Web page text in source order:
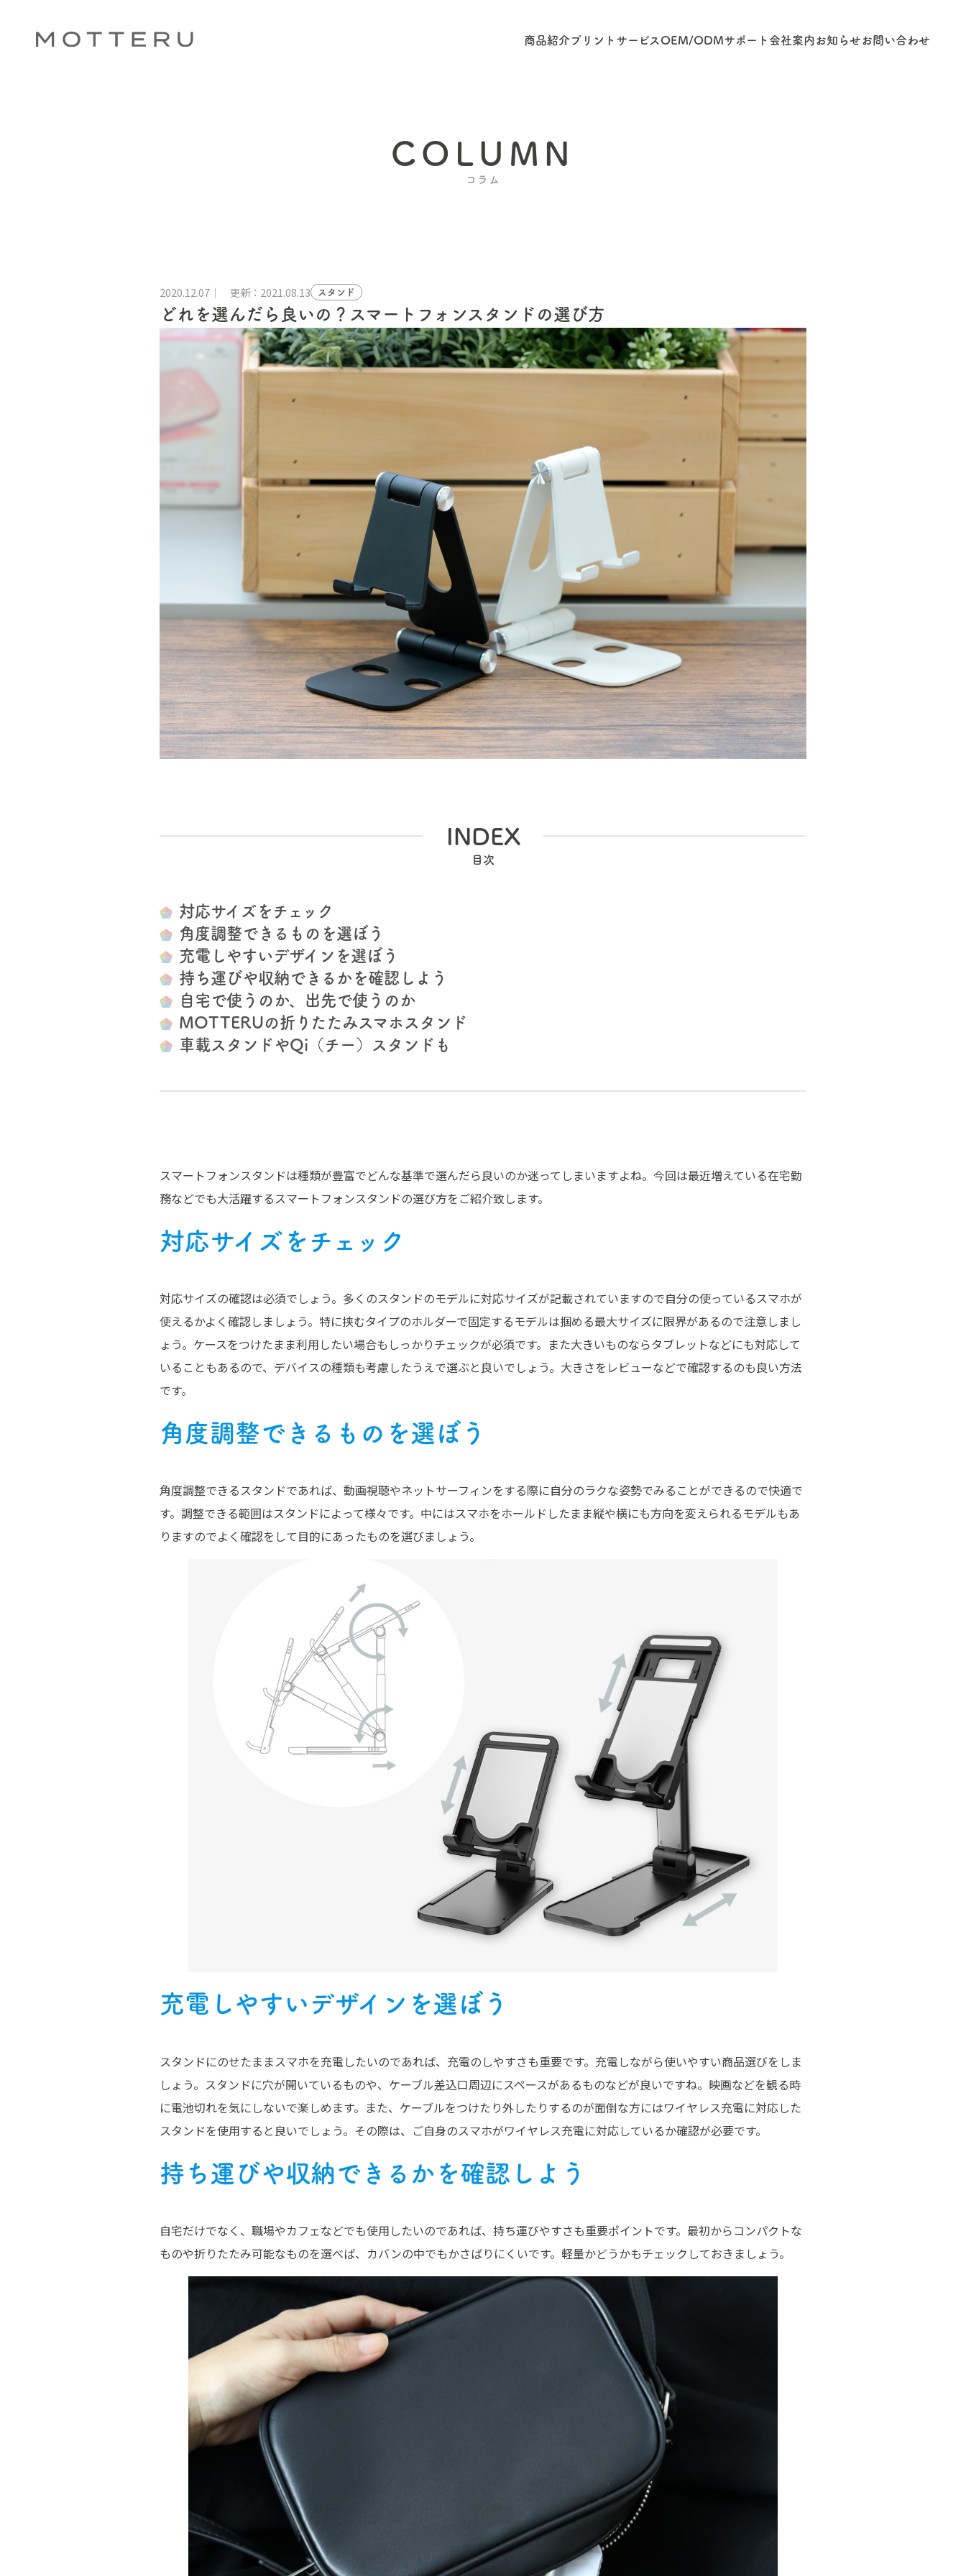
商品紹介 プリントサービス OEM/ODMサポート 会社案内 お知らせお問い合わせ
COLUMN
コラム
2020.12.07 更新：2021.08.13 スタンド
どれを選んだら良いの？スマートフォンスタンドの選び方
INDEX
対応サイズをチェック
角度調整できるものを選ぼう
充電しやすいデザインを選ぼう
持ち運びや収納できるかを確認しよう
自宅で使うのか、出先で使うのか
MOTTERUの折りたたみスマホスタンド
車載スタンドやQi（チー）スタンドも
スマートフォンスタンドは種類が豊富でどんな基準で選んだら良いのか迷ってしまいますよね。今回は最近増えている在宅勤
務などでも大活躍するスマートフォンスタンドの選び方をご紹介致します。
対応サイズをチェック
対応サイズの確認は必須でしょう。多くのスタンドのモデルに対応サイズが記載されていますので自分の使っているスマホが
使えるかよく確認しましょう。特に挟むタイプのホルダーで固定するモデルは掴める最大サイズに限界があるので注意しまし
ょう。ケースをつけたまま利用したい場合もしっかりチェックが必須です。また大きいものならタブレットなどにも対応して
いることもあるので、デバイスの種類も考慮したうえで選ぶと良いでしょう。大きさをレビューなどで確認するのも良い方法
です。
角度調整できるものを選ぼう
角度調整できるスタンドであれば、動画視聴やネットサーフィンをする際に自分のラクな姿勢でみることができるので快適で
す。調整できる範囲はスタンドによって様々です。中にはスマホをホールドしたまま縦や横にも方向を変えられるモデルもあ
りますのでよく確認をして目的にあったものを選びましょう。
充電しやすいデザインを選ぼう
スタンドにのせたままスマホを充電したいのであれば、充電のしやすさも重要です。充電しながら使いやすい商品選びをしま
しょう。スタンドに穴が開いているものや、ケーブル差込口周辺にスペースがあるものなどが良いですね。映画などを観る時
に電池切れを気にしないで楽しめます。また、ケーブルをつけたり外したりするのが面倒な方にはワイヤレス充電に対応した
スタンドを使用すると良いでしょう。その際は、ご自身のスマホがワイヤレス充電に対応しているか確認が必要です。
持ち運びや収納できるかを確認しよう
自宅だけでなく、職場やカフェなどでも使用したいのであれば、持ち運びやすさも重要ポイントです。最初からコンパクトな
ものや折りたたみ可能なものを選べば、カバンの中でもかさばりにくいです。軽量かどうかもチェックしておきましょう。